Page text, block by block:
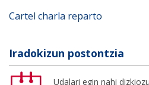
Cartel charla reparto
Iradokizun postontzia
Udalari egin nahi